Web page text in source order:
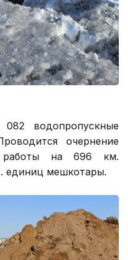
водопропускные
очернение
работы на 696 км.
единиц мешкотары.